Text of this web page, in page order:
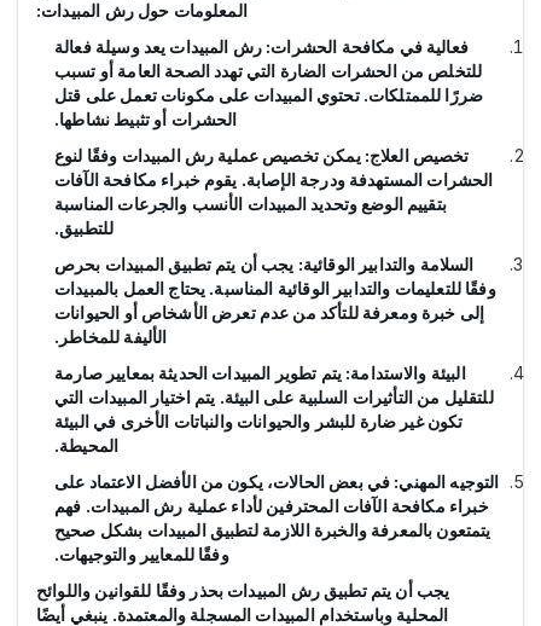
المعلومات حول رش المبيدات:
فعالية في مكافحة الحشرات: رش المبيدات يعد وسيلة فعالة
للتخلص من الحشرات الضارة التي تهدد الصحة العامة أو تسبب
ضررًا للممتلكات. تحتوي المبيدات على مكونات تعمل على قتل
الحشرات أو تثبيط نشاطها.
تخصيص العلاج: يمكن تخصيص عملية رش المبيدات وفقًا لنوع
الحشرات المستهدفة ودرجة الإصابة. يقوم خبراء مكافحة الآفات
بتقييم الوضع وتحديد المبيدات الأنسب والجرعات المناسبة
للتطبيق.
السلامة والتدابير الوقائية: يجب أن يتم تطبيق المبيدات بحرص
وفقًا للتعليمات والتدابير الوقائية المناسبة. يحتاج العمل بالمبيدات
إلى خبرة ومعرفة للتأكد من عدم تعرض الأشخاص أو الحيوانات
الأليفة للمخاطر.
البيئة والاستدامة: يتم تطوير المبيدات الحديثة بمعايير صارمة
للتقليل من التأثيرات السلبية على البيئة. يتم اختيار المبيدات التي
تكون غير ضارة للبشر والحيوانات والنباتات الأخرى في البيئة
المحيطة.
التوجيه المهني: في بعض الحالات، يكون من الأفضل الاعتماد على
خبراء مكافحة الآفات المحترفين لأداء عملية رش المبيدات. فهم
يتمتعون بالمعرفة والخبرة اللازمة لتطبيق المبيدات بشكل صحيح
وفقًا للمعايير والتوجيهات.
يجب أن يتم تطبيق رش المبيدات بحذر وفقًا للقوانين واللوائح
المحلية وباستخدام المبيدات المسجلة والمعتمدة. ينبغي أيضًا